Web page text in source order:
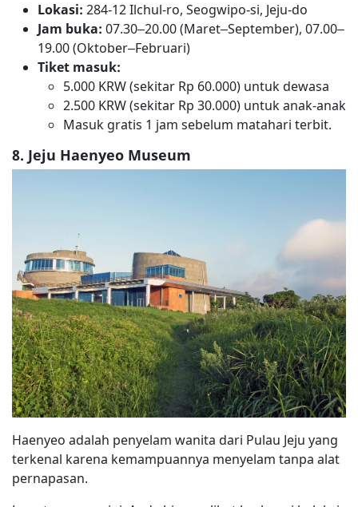
Lokasi: 284‑12 Ilchul-ro, Seogwipo‑si, Jeju‑do
Jam buka: 07.30–20.00 (Maret–September), 07.00–
19.00 (Oktober–Februari)
Tiket masuk:
5.000 KRW (sekitar Rp 60.000) untuk dewasa
2.500 KRW (sekitar Rp 30.000) untuk anak-anak
Masuk gratis 1 jam sebelum matahari terbit.
8. Jeju Haenyeo Museum
Haenyeo adalah penyelam wanita dari Pulau Jeju yang
terkenal karena kemampuannya menyelam tanpa alat
pernapasan.